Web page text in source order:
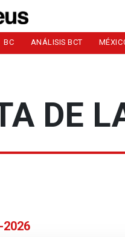
BC ANÁLISIS BCT
DE
2026